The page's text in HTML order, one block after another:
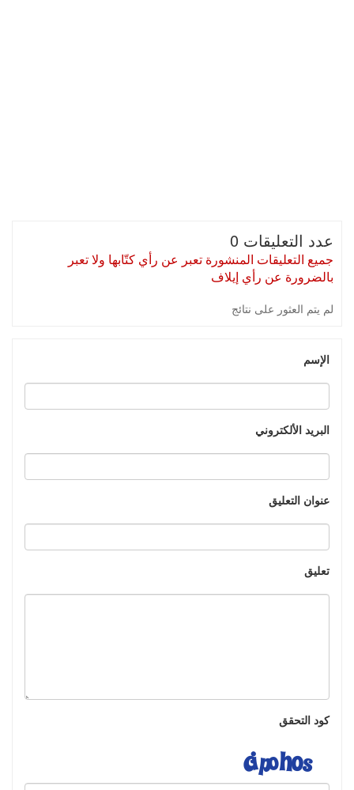
عدد التعليقات 0
جميع التعليقات المنشورة تعبر عن رأي كتّابها ولا تعبر
بالضرورة عن رأي إيلاف
لم يتم العثور على نتائج
الإسم
البريد الألكتروني
عنوان التعليق
تعليق
كود التحقق